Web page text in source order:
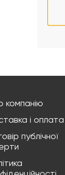
компанію
і оплата
публічної